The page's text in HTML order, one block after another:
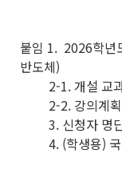
붙임 1. 2026학년
반도체)
2-1. 개설 교과
2-2. 강의계획
3. 신청자 명단
4. (학생용) 국